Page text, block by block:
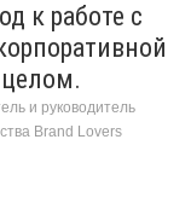
к работе с
целом.
и руководитель
Brand Lovers